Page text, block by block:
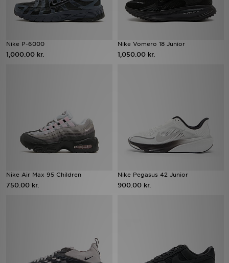
Nike P-6000
1,000.00 kr.
Nike Vomero 18 Junior
1,050.00 kr.
Nike Air Max 95 Children
750.00 kr.
Nike Pegasus 42 Junior
900.00 kr.
Hjælp & information